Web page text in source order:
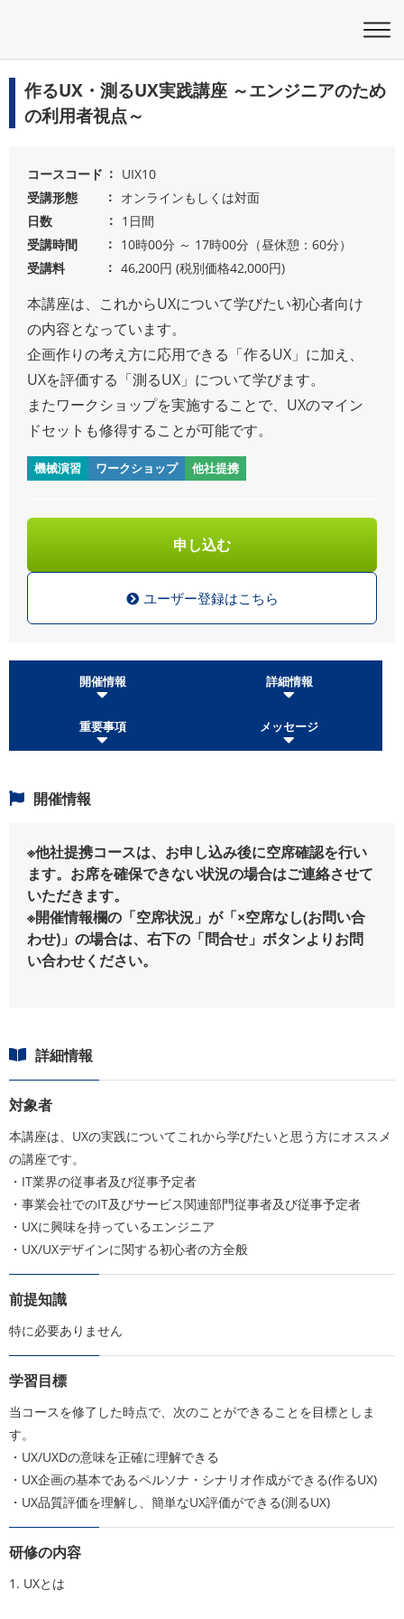
作るUX・測るUX実践講座 ～エンジニアのため
の利用者視点～
コースコード
UIX10
受講形態
オンラインもしくは対面
日数
1日間
受講時間
10時00分 ～ 17時00分（昼休憩：60分）
受講料
46,200円 (税別価格42,000円)
本講座は、これからUXについて学びたい初心者向け
の内容となっています。
企画作りの考え方に応用できる「作るUX」に加え、
UXを評価する「測るUX」について学びます。
またワークショップを実施することで、UXのマイン
ドセットも修得することが可能です。
機械演習 ワークショップ 他社提携
申し込む
ユーザー登録はこちら
開催情報 詳細情報
重要事項 メッセージ
開催情報
※他社提携コースは、お申し込み後に空席確認を行い
ます。お席を確保できない状況の場合はご連絡させて
いただきます。
※開催情報欄の「空席状況」が「×空席なし(お問い合
わせ)」の場合は、右下の「問合せ」ボタンよりお問
い合わせください。
詳細情報
対象者
本講座は、UXの実践についてこれから学びたいと思う方にオススメ
の講座です。
・IT業界の従事者及び従事予定者
・事業会社でのIT及びサービス関連部門従事者及び従事予定者
・UXに興味を持っているエンジニア
・UX/UXデザインに関する初心者の方全般
前提知識
特に必要ありません
学習目標
当コースを修了した時点で、次のことができることを目標としま
す。
・UX/UXDの意味を正確に理解できる
・UX企画の基本であるペルソナ・シナリオ作成ができる(作るUX)
・UX品質評価を理解し、簡単なUX評価ができる(測るUX)
研修の内容
1. UXとは